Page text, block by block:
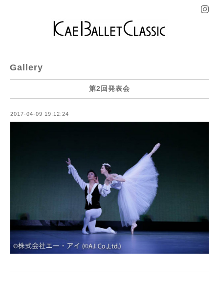
Gallery
第2回発表会
2017-04-09 19:12:24